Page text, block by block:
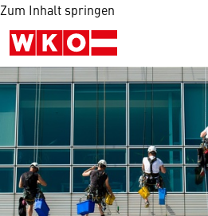
Zum Inhalt springen